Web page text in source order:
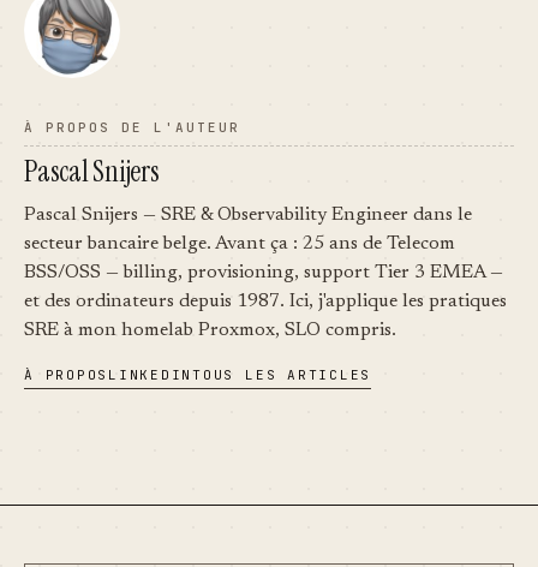
À PROPOS DE L'AUTEUR
Pascal Snijers
Pascal Snijers — SRE & Observability Engineer dans le
secteur bancaire belge. Avant ça : 25 ans de Telecom
BSS/OSS — billing, provisioning, support Tier 3 EMEA —
et des ordinateurs depuis 1987. Ici, j'applique les pratiques
SRE à mon homelab Proxmox, SLO compris.
À PROPOS LINKEDINTOUS LES ARTICLES